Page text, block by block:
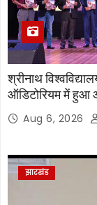
श्रीनाथ
ऑडिटोरियम में हुआ
Aug 6, 2026
झारखंड